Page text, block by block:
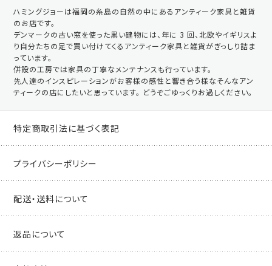
ハミングジョーは福岡の糸島の自然の中にあるアンティーク家具と雑貨
のお店です。
デンマークの古い窓を使った黒い建物には、年に 3 回、北欧やイギリスよ
り自分たちの足で買い付けてくるアンティーク家具と雑貨がぎっしり詰ま
っています。
併設の工房では家具の丁寧なメンテナンスも行っています。
先人達のインスピレーションがお客様の感性と響き合う様なそんなアン
ティークの店にしたいと思っています。 どうぞごゆっくりお過しください。
特定商取引法に基づく表記
プライバシーポリシー
配送・送料について
返品について